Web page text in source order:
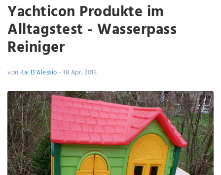
Yachticon Produkte im
Alltagstest - Wasserpass
Reiniger
von Kai D'Alessio- 18 Apr, 2013